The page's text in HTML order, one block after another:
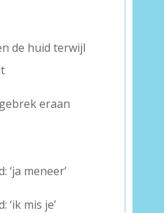
de huid terwijl
eraan
‘ja meneer’
‘ik mis je’